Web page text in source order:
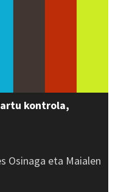
kontrola,
Osinaga eta Maialen